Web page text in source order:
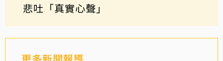
悲吐「真實心聲」